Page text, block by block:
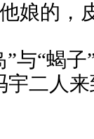
娘的，
与“蝎子
宇二人